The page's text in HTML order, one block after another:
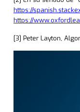
https://
https://
[3] Peter Layton,